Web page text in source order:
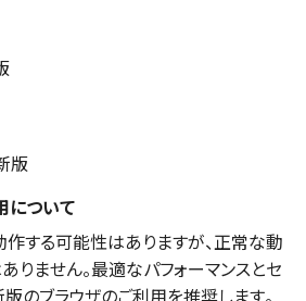
版
について
する可能性はありますが、正常な動
りません。最適なパフォーマンスとセ
のブラウザのご利用を推奨します。